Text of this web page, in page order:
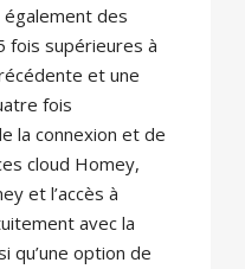
des
fois supérieures à
et une
fois
la connexion et de
cloud Homey,
et l’accès à
avec la
qu’une option de